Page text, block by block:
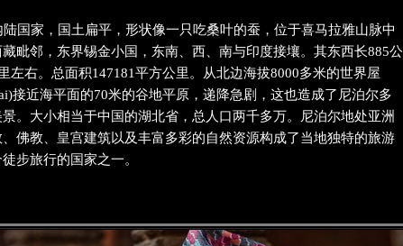
国家，国土扁平，形状像一只吃桑叶的蚕，位于喜马拉雅山脉中
毗邻，东界锡金小国，东南、西、南与印度接壤。其东西长885公
左右。总面积147181平方公里。从北边海拔8000多米的世界屋
接近海平面的70米的谷地平原，递降急剧，这也造成了尼泊尔多
。大小相当于中国的湖北省，总人口两千多万。尼泊尔地处亚洲
佛教、皇宫建筑以及丰富多彩的自然资源构成了当地独特的旅游
步旅行的国家之一。